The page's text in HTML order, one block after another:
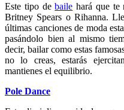
Este tipo debaile hará que te
Britney Spears o Rihanna.
últimas canciones de moda
pasándolo bien al mismo
decir, bailar como estas
no lo creas, estarás
mantienes el equilibrio.
Pole Dance